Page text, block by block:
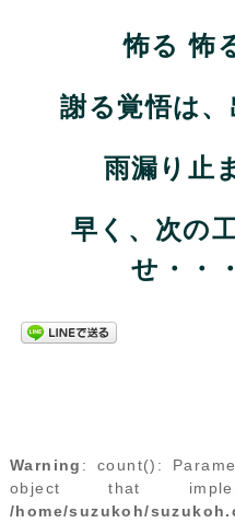
怖る 怖
謝る覚悟は
雨漏り止
早く、次の
せ・・
Warning : count():
object that
/home/suzukoh/